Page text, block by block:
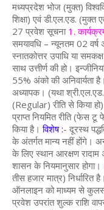
मध्यप्रदेश भोज (मुक्त)
शिक्षा) एवं डी.एल.एड. (मुक्त
27 प्रवेश सूचना 1.
समयावधि – न्यूनतम 02
स्नातकोत्तर उपाधि या
साथ उत्तीर्ण की हो।
55% अंको की अनिवार्यता
अध्यापक। (यथा श्री.एल.एड.
(Regular) रीति से किया हो)
प्राप्त नियमित रीति (फेस टू
किया है।विशेष :- दूरस्थ
के अंतर्गत मान्य नहीं होंगे।
के लिए स्थान आरक्षण रादाम
शासन के नियमानुसार होगा।
तीस हजार मात्र)
ऑनलाइन को माध्यम से
प्रवेश उपरांत शुल्क राशि